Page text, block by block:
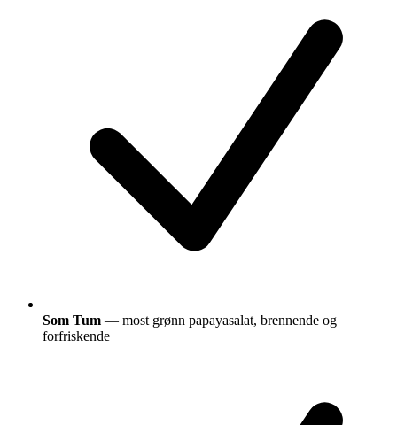
Som Tum — most grønn papayasalat, brennende og
forfriskende